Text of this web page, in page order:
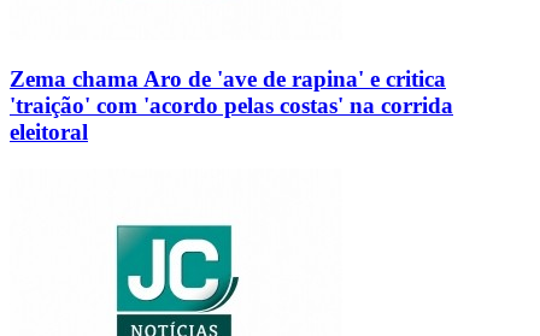
Zema chama Aro de 'ave de rapina' e critica
'traição' com 'acordo pelas costas' na corrida
eleitoral